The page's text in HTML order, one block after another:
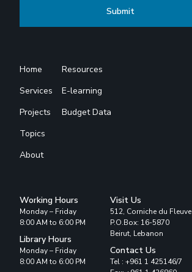
Home
Services
Projects
Topics
About
Resources
E-learning
Budget Data
Working Hours
Monday – Friday
8:00 AM to 6:00 PM
Library Hours
Monday – Friday
8:00 AM to 6:00 PM
Visit Us
512, Corniche du Fleuve
P.O.Box: 16-5870
Beirut, Lebanon
Contact Us
Tel : +961 1 425146/7